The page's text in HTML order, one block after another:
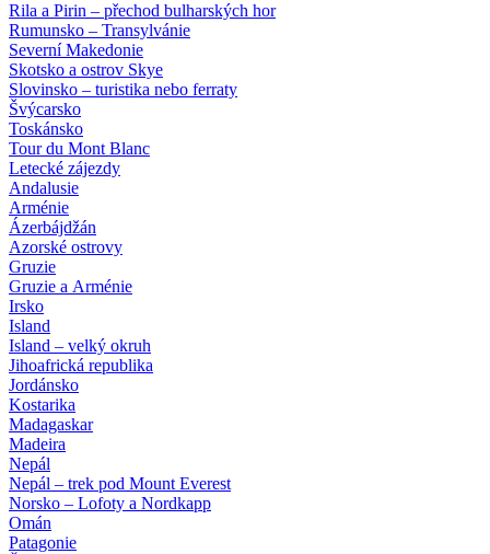
Rila a Pirin – přechod bulharských hor
Rumunsko – Transylvánie
Severní Makedonie
Skotsko a ostrov Skye
Slovinsko – turistika nebo ferraty
Švýcarsko
Toskánsko
Tour du Mont Blanc
Letecké zájezdy
Andalusie
Arménie
Ázerbájdžán
Azorské ostrovy
Gruzie
Gruzie a Arménie
Irsko
Island
Island – velký okruh
Jihoafrická republika
Jordánsko
Kostarika
Madagaskar
Madeira
Nepál
Nepál – trek pod Mount Everest
Norsko – Lofoty a Nordkapp
Omán
Patagonie